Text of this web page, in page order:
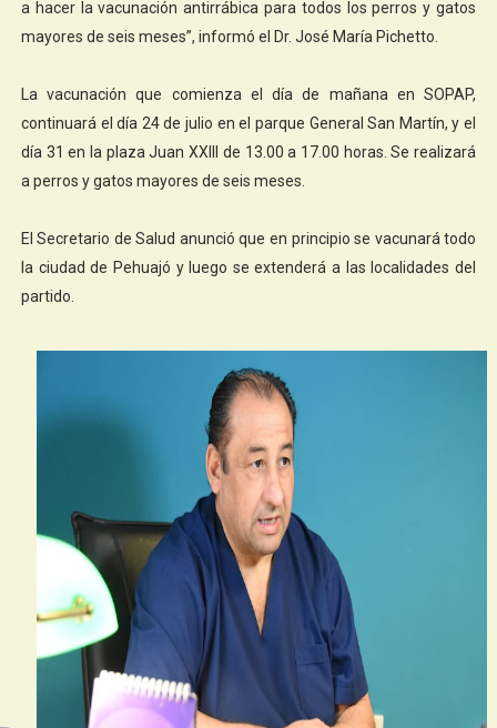
a hacer la vacunación antirrábica para todos los perros y gatos
mayores de seis meses”, informó el Dr. José María Pichetto.
La vacunación que comienza el día de mañana en SOPAP,
continuará el día 24 de julio en el parque General San Martín, y el
día 31 en la plaza Juan XXIII de 13.00 a 17.00 horas. Se realizará
a perros y gatos mayores de seis meses.
El Secretario de Salud anunció que en principio se vacunará todo
la ciudad de Pehuajó y luego se extenderá a las localidades del
partido.